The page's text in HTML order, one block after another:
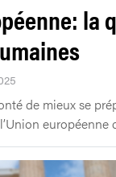
la
de mieux se
européenne